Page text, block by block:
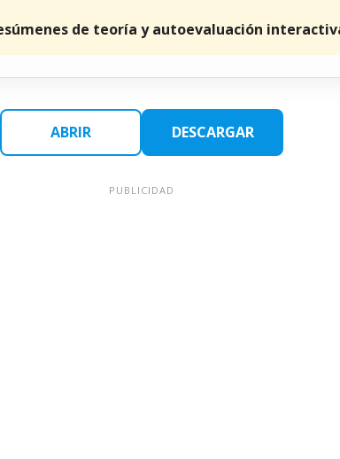
de teoría y autoevaluación
ABRIR DESCARGAR